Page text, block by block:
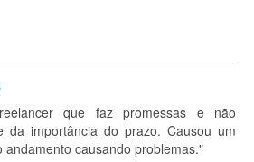
que faz promessas e não
da importância do prazo. Causou um
andamento causando problemas."